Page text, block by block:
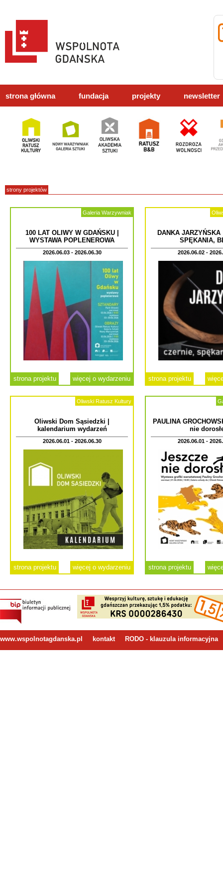
strona główna fundacja projekty newsletter
strony projektów
Galeria Warzywniak
100 LAT OLIWY W GDAŃSKU |
WYSTAWA POPLENEROWA
2026.06.03 - 2026.06.30
strona projektu więcej o wydarzeniu
DANKA JARZYŃSKA
SPĘKANIA,
2026.06.02 -
strona projektu
Oliwski Ratusz Kultury
Oliwski Dom Sąsiedzki |
kalendarium wydarzeń
2026.06.01 - 2026.06.30
strona projektu więcej o wydarzeniu
PAULINA
nie
2026.06.01 -
strona projektu
www.wspolnotagdanska.pl kontakt RODO - klauzula informacyjna